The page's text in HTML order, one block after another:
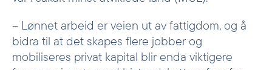
– Lønnet arbeid er veien ut av fattigdom, og å
bidra til at det skapes flere jobber og
mobiliseres privat kapital blir enda viktigere